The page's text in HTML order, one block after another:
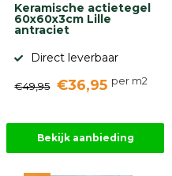
Keramische actietegel
60x60x3cm Lille
antraciet
Direct leverbaar
€49,95 €36,95 per m2
Bekijk aanbieding